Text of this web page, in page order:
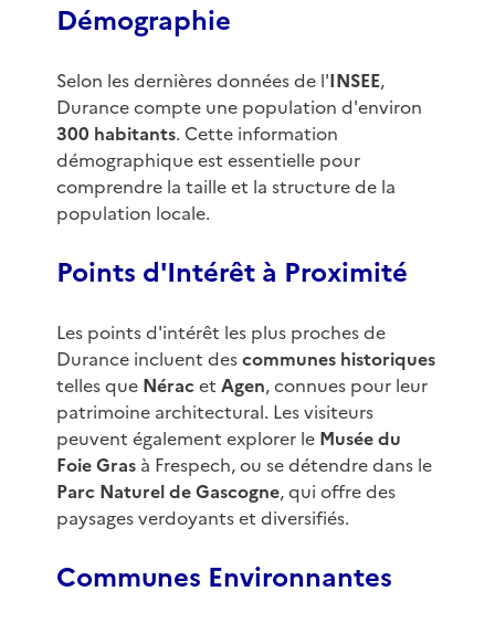
Démographie
Selon les dernières données de l'INSEE,
Durance compte une population d'environ
300 habitants. Cette information
démographique est essentielle pour
comprendre la taille et la structure de la
population locale.
Points d'Intérêt à Proximité
Les points d'intérêt les plus proches de
Durance incluent descommunes historiques
telles que Néracet Agen, connues pour leur
patrimoine architectural. Les visiteurs
peuvent également explorer le Musée du
Foie Grasà Frespech, ou se détendre dans le
Parc Naturel de Gascogne, qui offre des
paysages verdoyants et diversifiés.
Communes Environnantes